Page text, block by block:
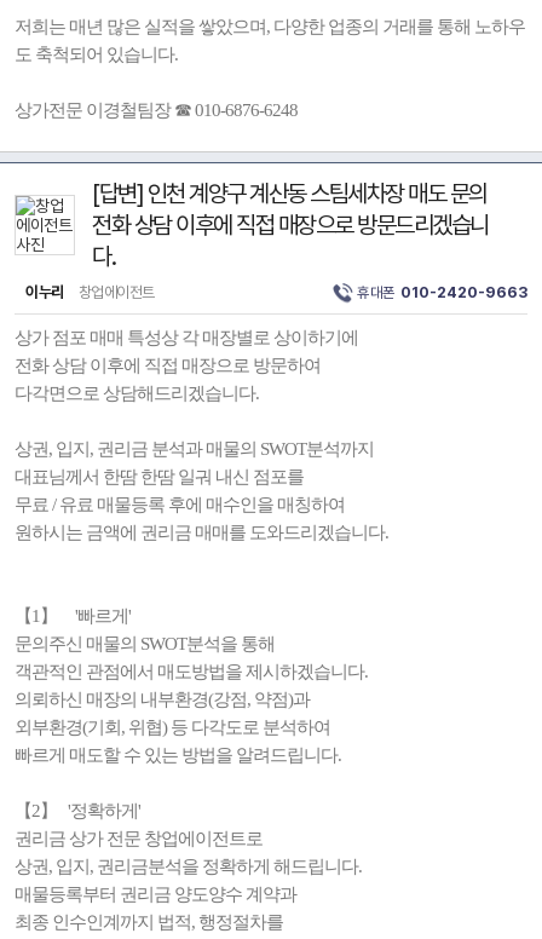
저희는 매년 많은 실적을 쌓았으며, 다양한 업종의 거래를 통해 노하우
도 축척되어 있습니다.
상가전문 이경철팀장 ☎ 010-6876-6248
[답변] 인천 계양구 계산동 스팀세차장 매도 문의
전화 상담 이후에 직접 매장으로 방문드리겠습니
다.
이누리 창업에이전트 휴대폰 010-2420-9663
상가 점포 매매 특성상 각 매장별로 상이하기에
전화 상담 이후에 직접 매장으로 방문하여
다각면으로 상담해드리겠습니다.
상권, 입지, 권리금 분석과 매물의 SWOT분석까지
대표님께서 한땀 한땀 일궈 내신 점포를
무료 / 유료 매물등록 후에 매수인을 매칭하여
원하시는 금액에 권리금 매매를 도와드리겠습니다.
【1】 '빠르게'
문의주신 매물의 SWOT분석을 통해
객관적인 관점에서 매도방법을 제시하겠습니다.
의뢰하신 매장의 내부환경(강점, 약점)과
외부환경(기회, 위협) 등 다각도로 분석하여
빠르게 매도할 수 있는 방법을 알려드립니다.
【2】 '정확하게'
권리금 상가 전문 창업에이전트로
상권, 입지, 권리금분석을 정확하게 해드립니다.
매물등록부터 권리금 양도양수 계약과
최종 인수인계까지 법적, 행정절차를